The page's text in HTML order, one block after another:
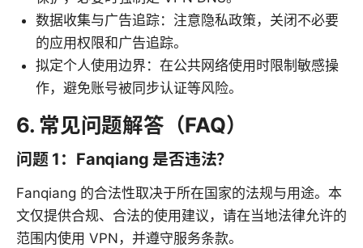
数据收集与广告追踪：注意隐私政策，关闭不必要
的应用权限和广告追踪。
拟定个人使用边界：在公共网络使用时限制敏感操
作，避免账号被同步认证等风险。
6. 常见问题解答（FAQ）
问题 1：Fanqiang 是否违法？
Fanqiang 的合法性取决于所在国家的法规与用途。本
文仅提供合规、合法的使用建议，请在当地法律允许的
范围内使用 VPN，并遵守服务条款。